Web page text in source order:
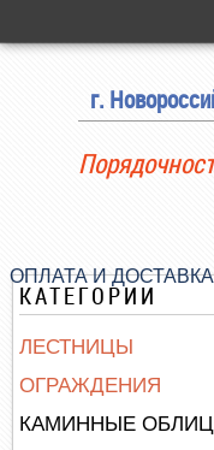
г.
ОПЛАТА И ДОСТАВКА
КАТЕГОРИИ
ЛЕСТНИЦЫ
ОГРАЖДЕНИЯ
КАМИННЫЕ